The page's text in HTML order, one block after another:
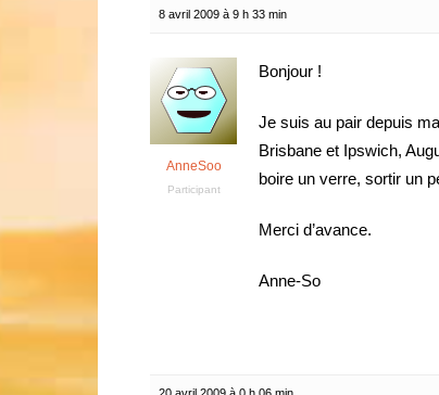
8 avril 2009 à 9 h 33 min
AnneSoo
Participant
Bonjour !
Je suis au pair depuis
Brisbane et Ipswich,
boire un verre, sortir un
Merci d’avance.
Anne-So